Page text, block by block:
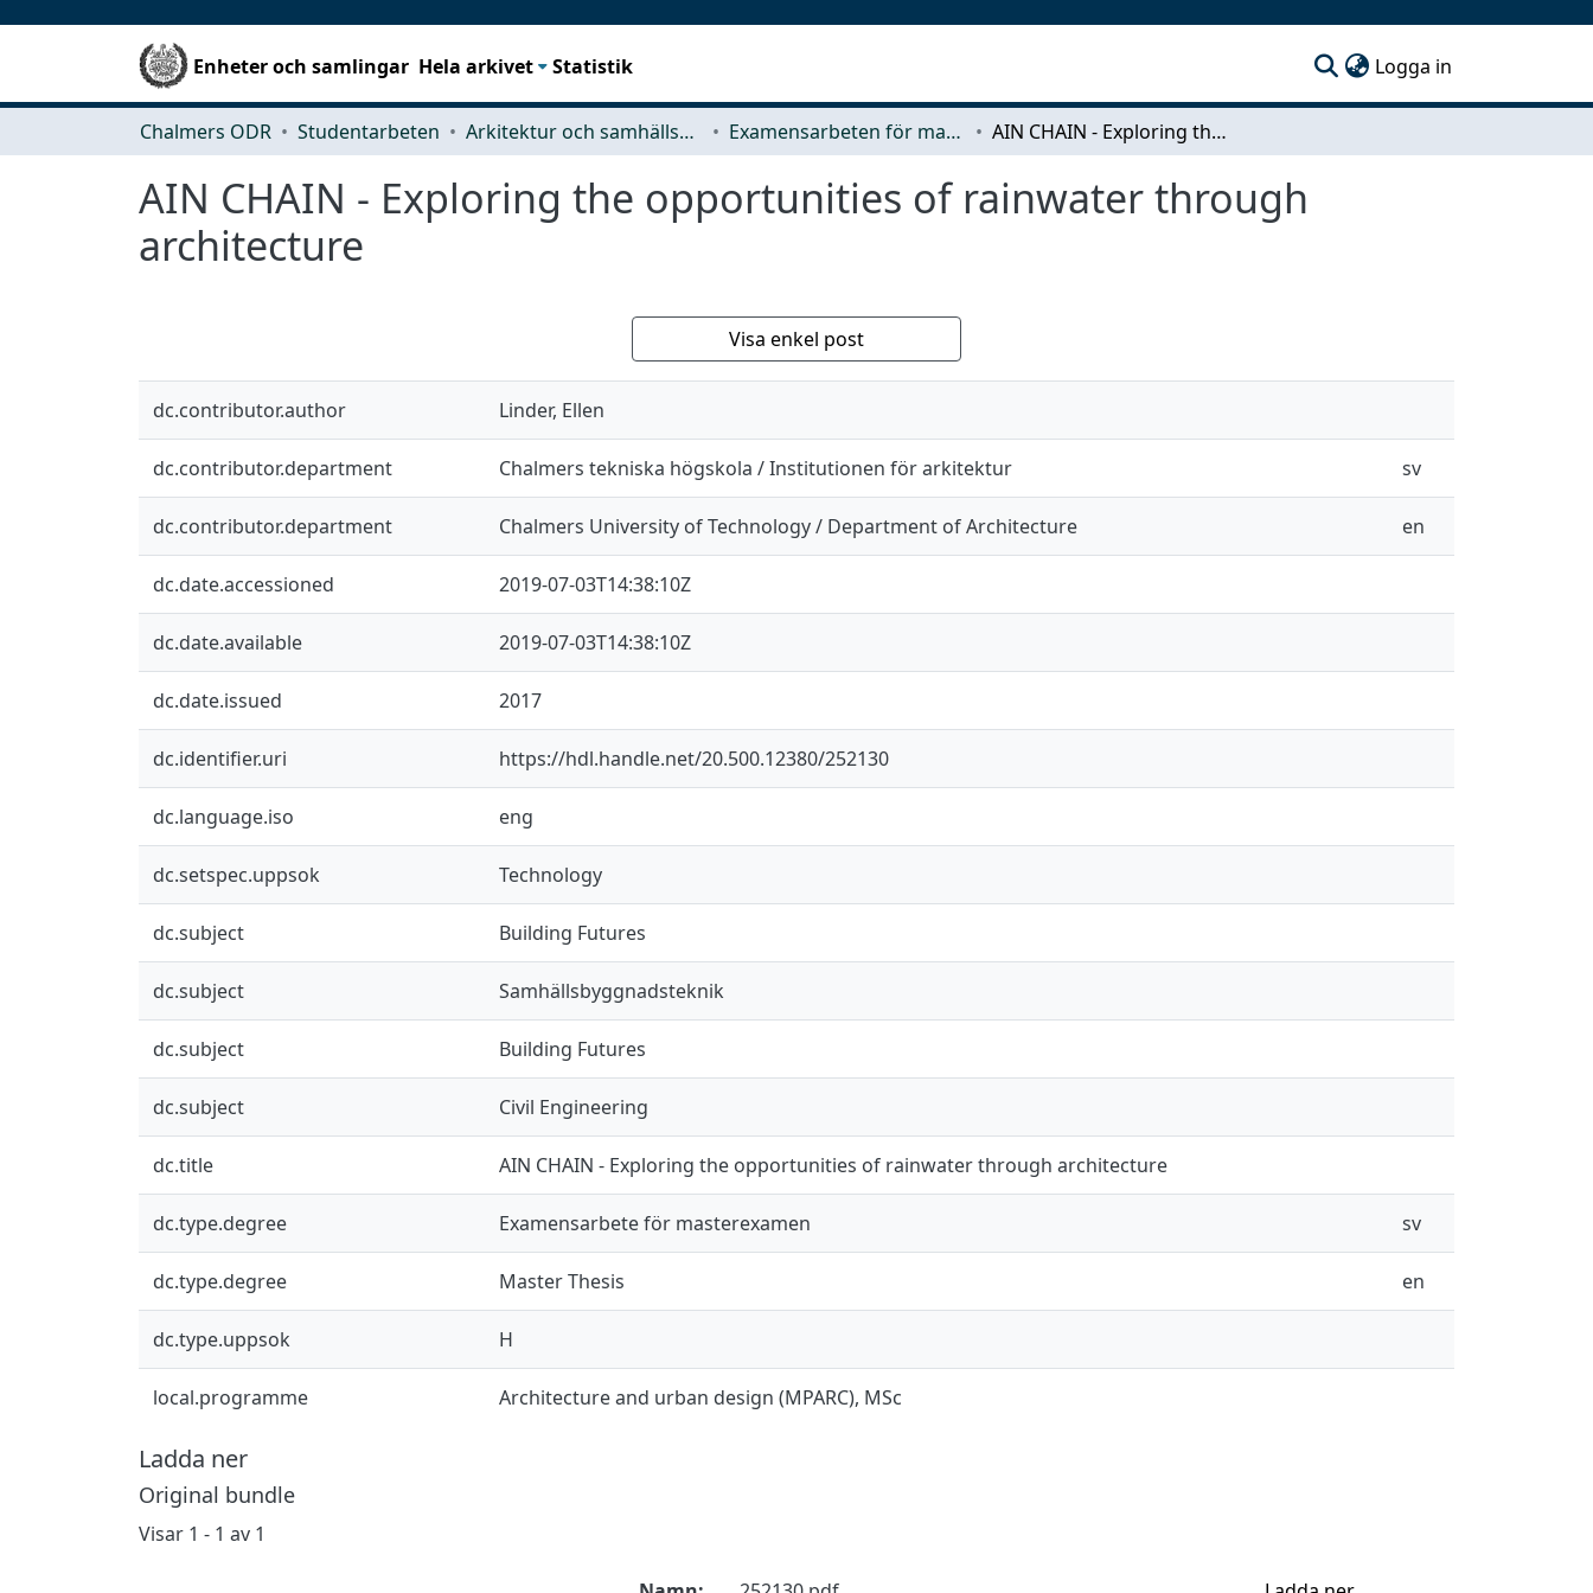
Enheter och samlingar Hela arkivet Statistik Logga in
Chalmers ODR Studentarbeten Arkitektur och samhällsbyggnadsteknik (ACE) Examensarbeten för masterexamen AIN CHAIN - Exploring the opportunities of rainwater through architecture
AIN CHAIN - Exploring the opportunities of rainwater through
architecture
Visa enkel post
dc.contributor.author Linder, Ellen
dc.contributor.department Chalmers tekniska högskola / Institutionen för arkitektur sv
dc.contributor.department Chalmers University of Technology / Department of Architecture en
dc.date.accessioned 2019-07-03T14:38:10Z
dc.date.available 2019-07-03T14:38:10Z
dc.date.issued 2017
dc.identifier.uri https://hdl.handle.net/20.500.12380/252130
dc.language.iso eng
dc.setspec.uppsok Technology
dc.subject Building Futures
dc.subject Samhällsbyggnadsteknik
dc.subject Building Futures
dc.subject Civil Engineering
dc.title AIN CHAIN - Exploring the opportunities of rainwater through architecture
dc.type.degree Examensarbete för masterexamen sv
dc.type.degree Master Thesis en
dc.type.uppsok H
local.programme Architecture and urban design (MPARC), MSc
Ladda ner
Original bundle
Visar 1 - 1 av 1